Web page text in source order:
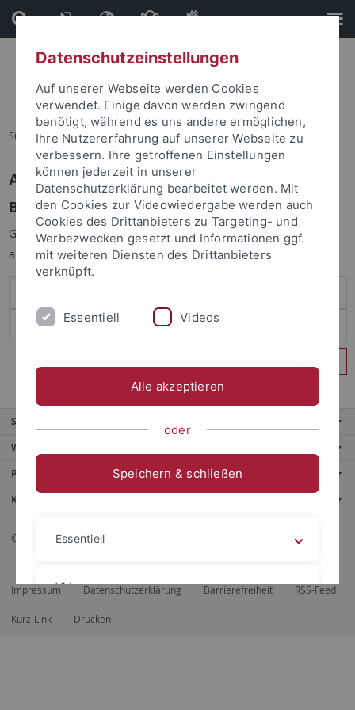
Direkt
zum
Inhalt
Direkt
zur
Fußleiste
Sie sind hier: Startseite
Anmelden
Benutzeranmeldung
Geben Sie Ihren Benutzernamen und Ihr Passwort an um sich
anzumelden:
Service
Weitere Angebote
Portale
Kontaktinfo
© 2026 Eberhard Karls Universität Tübingen, Tübingen
Impressum Datenschutzerklärung Barrierefreiheit RSS-Feed
Kurz-Link Drucken
Datenschutzeinstellungen
Auf unserer Webseite werden Cookies
verwendet. Einige davon werden zwingend
benötigt, während es uns andere ermöglichen,
Ihre Nutzererfahrung auf unserer Webseite zu
verbessern. Ihre getroffenen Einstellungen
können jederzeit in unserer
Datenschutzerklärung bearbeitet werden. Mit
den Cookies zur Videowiedergabe werden auch
Cookies des Drittanbieters zu Targeting- und
Werbezwecken gesetzt und Informationen ggf.
mit weiteren Diensten des Drittanbieters
verknüpft.
Essentiell Videos
Alle akzeptieren
oder
Speichern & schließen
Essentiell
Videos